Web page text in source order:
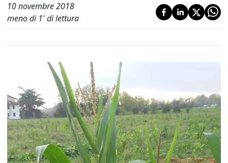
10 novembre 2018
meno di 1' di lettura